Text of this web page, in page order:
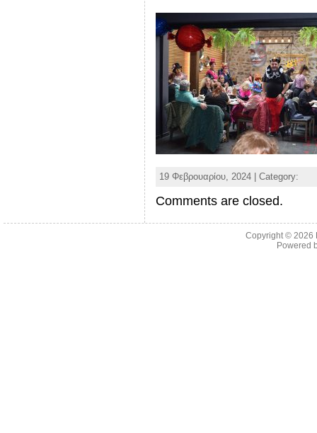
19 Φεβρουαρίου, 2024 | Category:
Comments are closed.
Copyright © 2026
Powered